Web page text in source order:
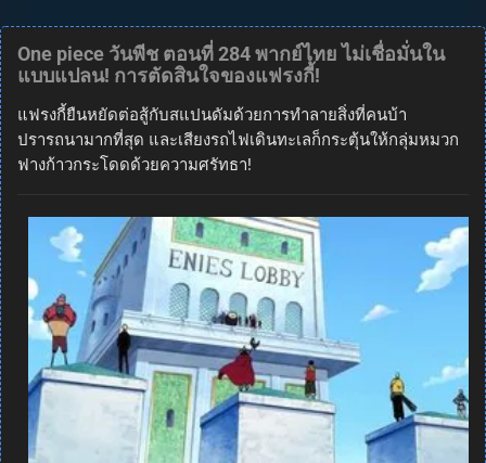
One piece วันพีช ตอนที่ 284 พากย์ไทย ไม่เชื่อมั่นใน
แบบแปลน! การตัดสินใจของแฟรงกี้!
แฟรงกี้ยืนหยัดต่อสู้กับสแปนดัมด้วยการทำลายสิ่งที่คนบ้า
ปรารถนามากที่สุด และเสียงรถไฟเดินทะเลก็กระตุ้นให้กลุ่มหมวก
ฟางก้าวกระโดดด้วยความศรัทธา!